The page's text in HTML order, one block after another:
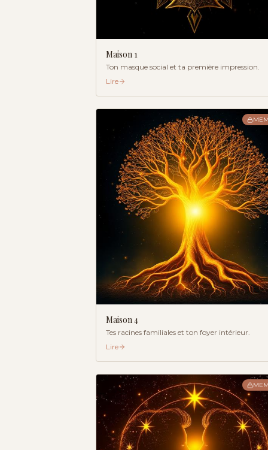
Maison 1
Ton masque social et ta première impression.
Lire
Maison4
Tes racines familiales et ton foyer intérieur.
Lire